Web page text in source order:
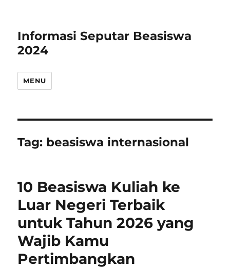
Informasi Seputar Beasiswa
2024
MENU
Tag: beasiswa internasional
10 Beasiswa Kuliah ke
Luar Negeri Terbaik
untuk Tahun 2026 yang
Wajib Kamu
Pertimbangkan